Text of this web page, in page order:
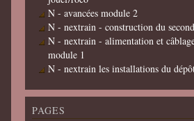
N - avancées module 2
N - nextrain - construction du
N - nextrain - alimentation et
module 1
N - nextrain les installations du
PAGES